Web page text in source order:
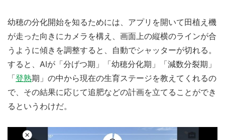
幼穂の分化開始を知るためには、アプリを開いて田植え機
が走った向きにカメラを構え、画面上の縦横のラインが合
うように傾きを調整すると、自動でシャッターが切れる。
すると、AIが「分げつ期」「幼穂分化期」「減数分裂期」
「登熟期」の中から現在の生育ステージを教えてくれるの
で、その結果に応じて追肥などの計画を立てることができ
るというわけだ。